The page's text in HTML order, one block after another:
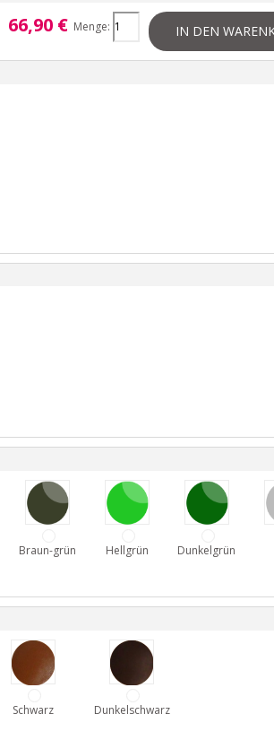
66,90 € Menge: IN DEN
Braun-grün Hellgrün Dunkelgrün
Schwarz Dunkelschwarz